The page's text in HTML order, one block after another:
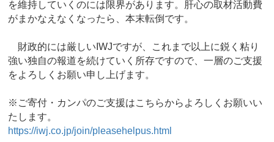
を維持していくのには限界があります。肝心の取材活動費
がまかなえなくなったら、本末転倒です。
財政的には厳しいIWJですが、これまで以上に鋭く粘り
強い独自の報道を続けていく所存ですので、一層のご支援
をよろしくお願い申し上げます。
※ご寄付・カンパのご支援はこちらからよろしくお願いい
たします。
https://iwj.co.jp/join/pleasehelpus.html